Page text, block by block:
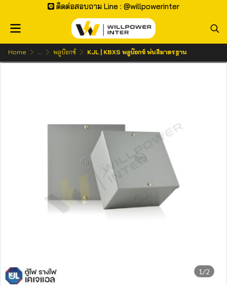
ติดต่อสอบถาม Line : @willpowerinter
Home ... พลูบ๊อกซ์ KJL | KBXS พลูบ๊อกซ์ พ่นสีมาตรฐาน
1/2